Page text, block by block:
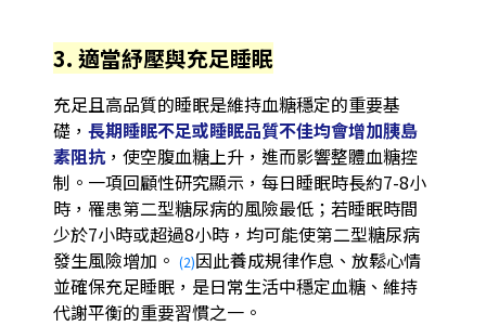
3. 適當紓壓與充足睡眠
充足且高品質的睡眠是維持血糖穩定的重要基
礎， 長期睡眠不足或睡眠品質不佳均會增加胰島
素阻抗，使空腹血糖上升，進而影響整體血糖控
制。一項回顧性研究顯示，每日睡眠時長約7-8小
時，罹患第二型糖尿病的風險最低；若睡眠時間
少於7小時或超過8小時，均可能使第二型糖尿病
發生風險增加。 (2)因此養成規律作息、放鬆心情
並確保充足睡眠，是日常生活中穩定血糖、維持
代謝平衡的重要習慣之一。